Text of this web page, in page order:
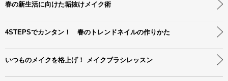
春の新生活に向けた垢抜けメイク術
4STEPSでカンタン！ 春のトレンドネイルの作りかた
いつものメイクを格上げ！ メイクブラシレッスン